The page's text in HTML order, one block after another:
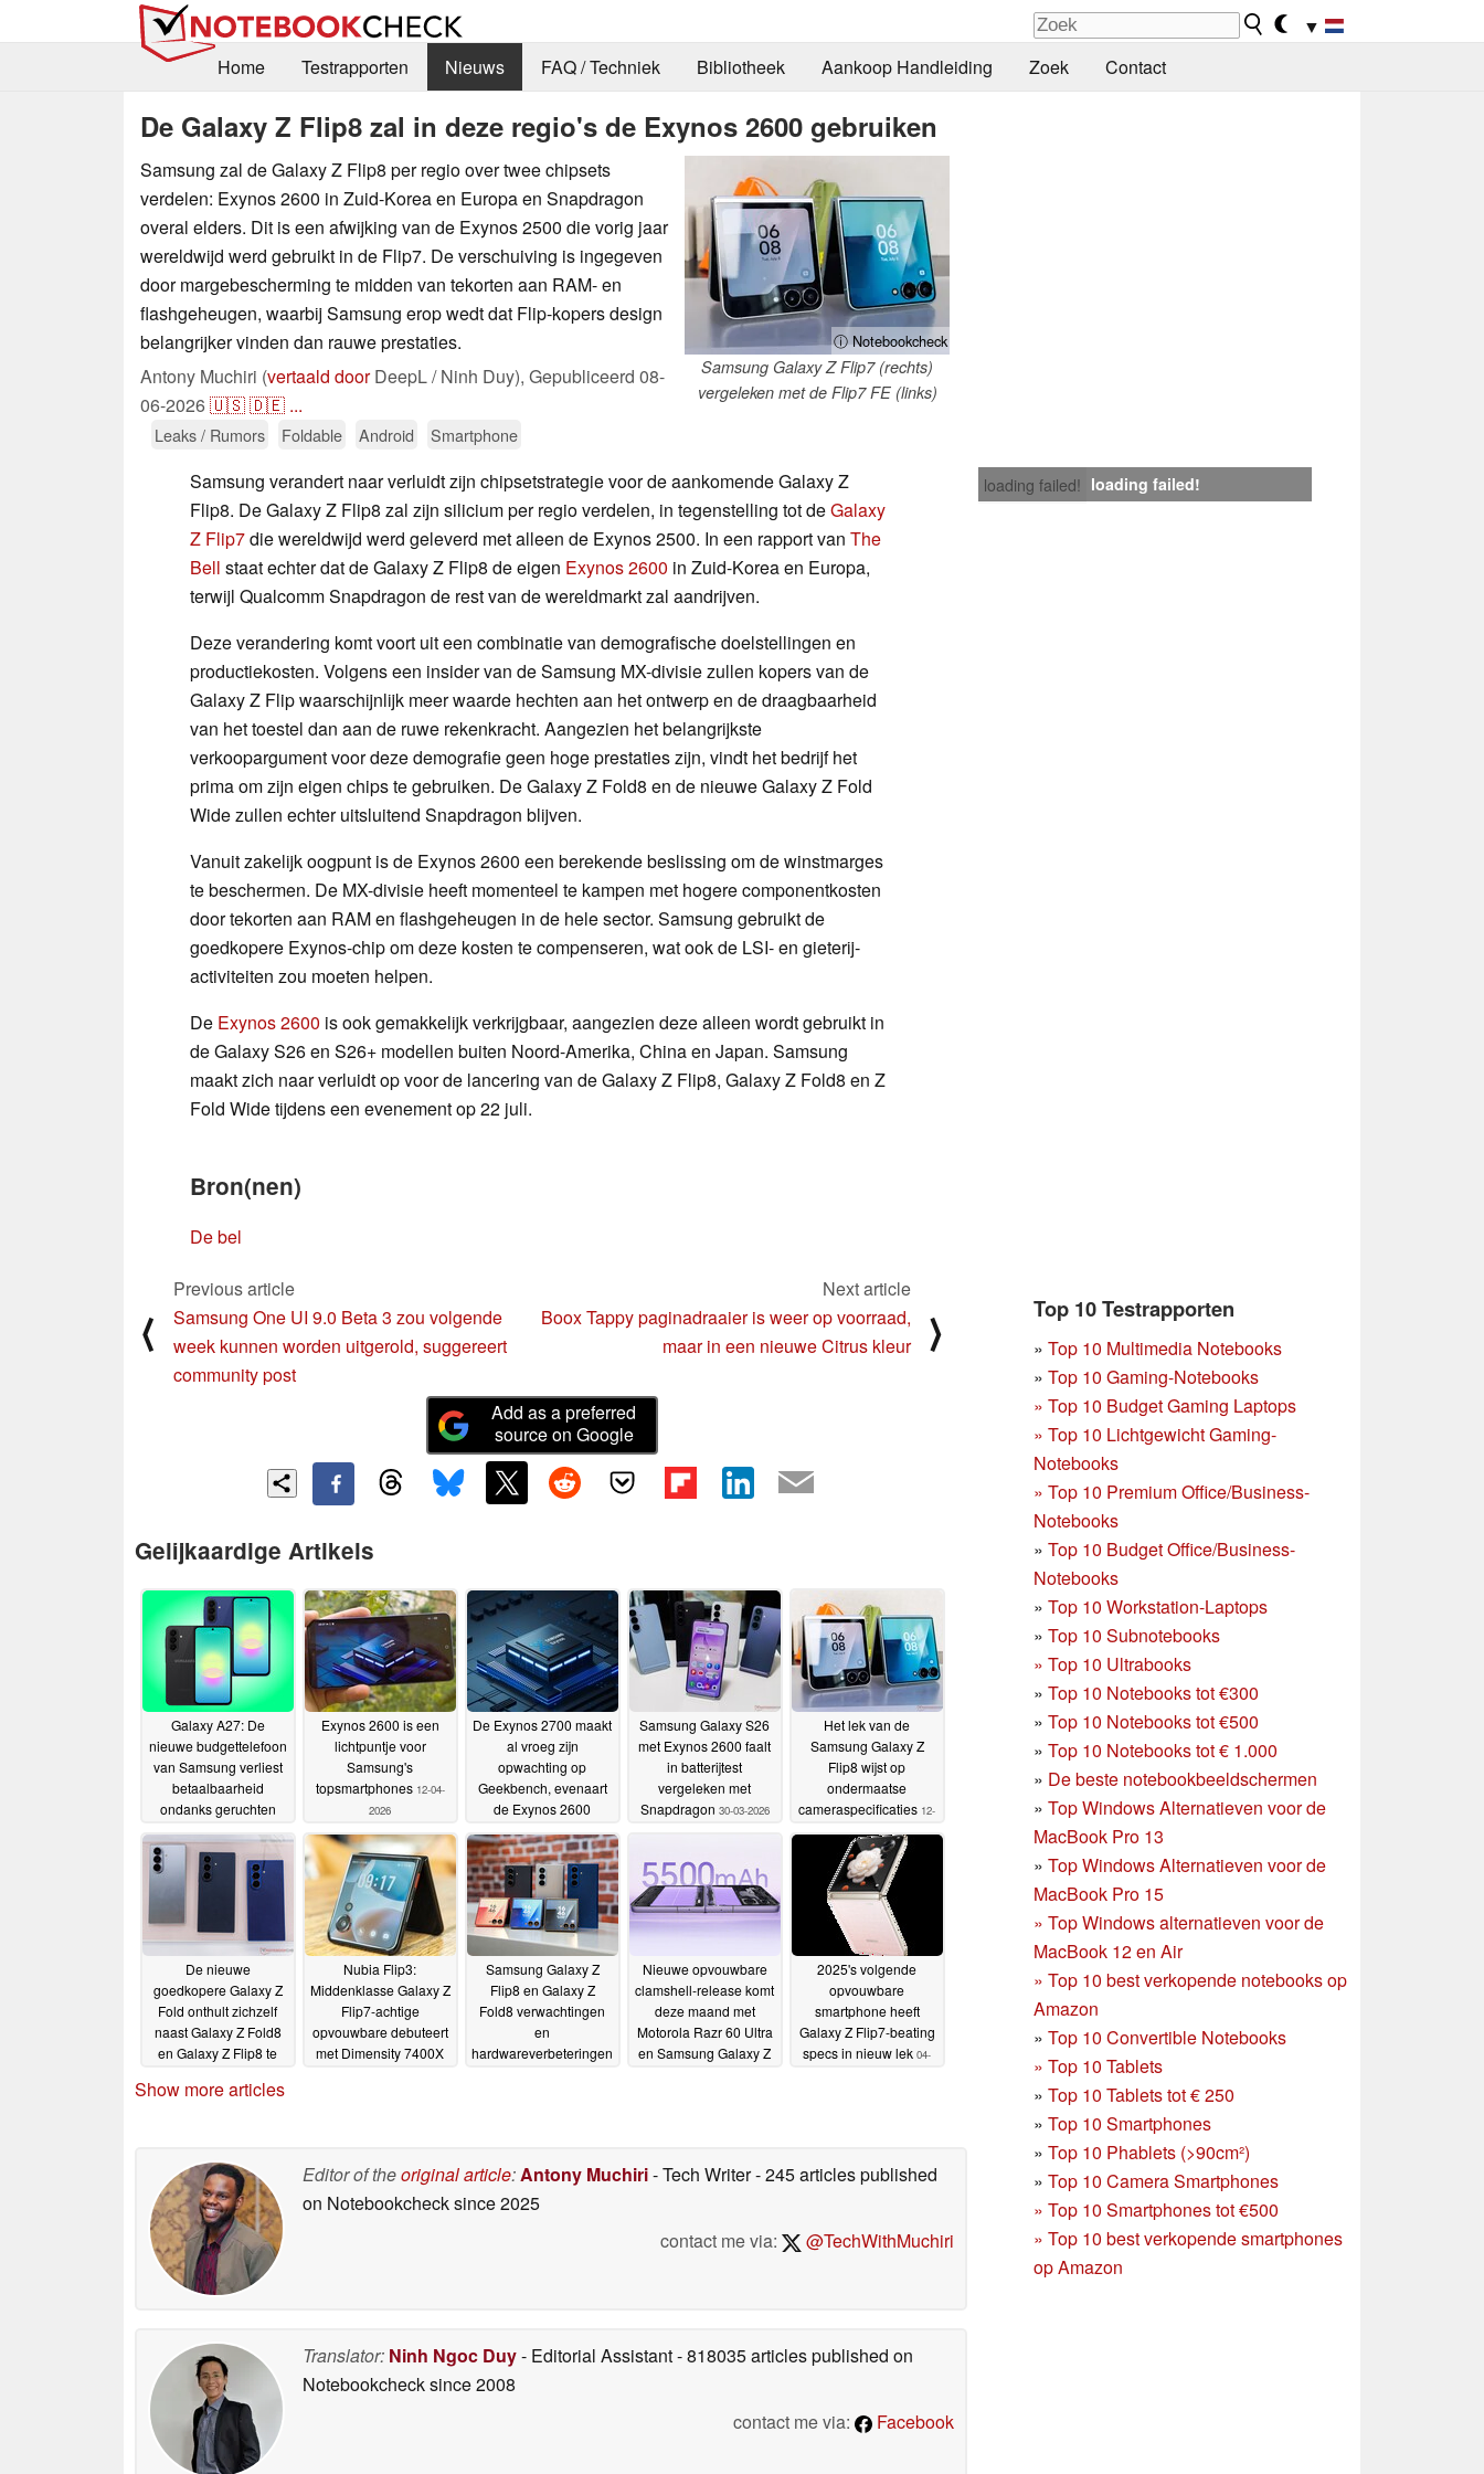
▼
Home
Testrapporten Nieuws FAQ / Techniek Bibliotheek Aankoop Handleiding Zoek Contact
De Galaxy Z Flip8 zal in deze regio's de Exynos 2600 gebruiken
ⓘ Notebookcheck
Samsung Galaxy Z Flip7 (rechts)
vergeleken met de Flip7 FE (links)
Samsung zal de Galaxy Z Flip8 per regio over twee chipsets
verdelen: Exynos 2600 in Zuid-Korea en Europa en Snapdragon
overal elders. Dit is een afwijking van de Exynos 2500 die vorig jaar
wereldwijd werd gebruikt in de Flip7. De verschuiving is ingegeven
door margebescherming te midden van tekorten aan RAM- en
flashgeheugen, waarbij Samsung erop wedt dat Flip-kopers design
belangrijker vinden dan rauwe prestaties.
Antony Muchiri (vertaald doorDeepL / Ninh Duy), Gepubliceerd 08-
06-2026🇺🇸🇩🇪 ...
Leaks / Rumors Foldable Android Smartphone
loading failed! loading failed!
Samsung verandert naar verluidt zijn chipsetstrategie voor de aankomende Galaxy Z
Flip8. De Galaxy Z Flip8 zal zijn silicium per regio verdelen, in tegenstelling tot deGalaxy
Z Flip7die wereldwijd werd geleverd met alleen de Exynos 2500. In een rapport van The
Bell staat echter dat de Galaxy Z Flip8 de eigen Exynos 2600 in Zuid-Korea en Europa,
terwijl Qualcomm Snapdragon de rest van de wereldmarkt zal aandrijven.
Deze verandering komt voort uit een combinatie van demografische doelstellingen en
productiekosten. Volgens een insider van de Samsung MX-divisie zullen kopers van de
Galaxy Z Flip waarschijnlijk meer waarde hechten aan het ontwerp en de draagbaarheid
van het toestel dan aan de ruwe rekenkracht. Aangezien het belangrijkste
verkoopargument voor deze demografie geen hoge prestaties zijn, vindt het bedrijf het
prima om zijn eigen chips te gebruiken. De Galaxy Z Fold8 en de nieuwe Galaxy Z Fold
Wide zullen echter uitsluitend Snapdragon blijven.
Vanuit zakelijk oogpunt is de Exynos 2600 een berekende beslissing om de winstmarges
te beschermen. De MX-divisie heeft momenteel te kampen met hogere componentkosten
door tekorten aan RAM en flashgeheugen in de hele sector. Samsung gebruikt de
goedkopere Exynos-chip om deze kosten te compenseren, wat ook de LSI- en gieterij-
activiteiten zou moeten helpen.
De Exynos 2600 is ook gemakkelijk verkrijgbaar, aangezien deze alleen wordt gebruikt in
de Galaxy S26 en S26+ modellen buiten Noord-Amerika, China en Japan. Samsung
maakt zich naar verluidt op voor de lancering van de Galaxy Z Flip8, Galaxy Z Fold8 en Z
Fold Wide tijdens een evenement op 22 juli.
Bron(nen)
De bel
Top 10 Testrapporten
» Top 10 Multimedia Notebooks
» Top 10 Gaming-Notebooks
» Top 10 Budget Gaming Laptops
» Top 10 Lichtgewicht Gaming-
Notebooks
» Top 10 Premium Office/Business-
Notebooks
» Top 10 Budget Office/Business-
Notebooks
» Top 10 Workstation-Laptops
» Top 10 Subnotebooks
» Top 10 Ultrabooks
» Top 10 Notebooks tot €300
» Top 10 Notebooks tot €500
» Top 10 Notebooks tot € 1.000
» De beste notebookbeeldschermen
» Top Windows Alternatieven voor de
MacBook Pro 13
» Top Windows Alternatieven voor de
MacBook Pro 15
» Top Windows alternatieven voor de
MacBook 12 en Air
» Top 10 best verkopende notebooks op
Amazon
» Top 10 Convertible Notebooks
» Top 10 Tablets
» Top 10 Tablets tot € 250
» Top 10 Smartphones
» Top 10 Phablets (>90cm²)
» Top 10 Camera Smartphones
» Top 10 Smartphones tot €500
» Top 10 best verkopende smartphones
op Amazon
⟨
Previous article
Samsung One UI 9.0 Beta 3 zou volgende
week kunnen worden uitgerold, suggereert
community post
Next article
Boox Tappy paginadraaier is weer op voorraad,
maar in een nieuwe Citrus kleur
⟩
Add as a preferred
source on Google
Gelijkaardige Artikels
Galaxy A27: De
nieuwe budgettelefoon
van Samsung verliest
betaalbaarheid
ondanks geruchten
09-06-
2026
Exynos 2600 is een
lichtpuntje voor
Samsung's
topsmartphones 12-04-
2026
De Exynos 2700 maakt
al vroeg zijn
opwachting op
Geekbench, evenaart
de Exynos 2600
09-04-
2026
Samsung Galaxy S26
met Exynos 2600 faalt
in batterijtest
vergeleken met
Snapdragon 30-03-2026
Het lek van de
Samsung Galaxy Z
Flip8 wijst op
ondermaatse
cameraspecificaties 12-
01-2026
De nieuwe
goedkopere Galaxy Z
Fold onthult zichzelf
naast Galaxy Z Fold8
en Galaxy Z Flip8 te
over Apple iPhone
Nubia Flip3:
Middenklasse Galaxy Z
Flip7-achtige
opvouwbare debuteert
met Dimensity 7400X
Samsung Galaxy Z
Flip8 en Galaxy Z
Fold8 verwachtingen
en
hardwareverbeteringen
Nieuwe opvouwbare
clamshell-release komt
deze maand met
Motorola Razr 60 Ultra
en Samsung Galaxy Z
2025's volgende
opvouwbare
smartphone heeft
Galaxy Z Flip7-beating
specs in nieuw lek 04-
Show more articles
Editor of theoriginal article:Antony Muchiri- Tech Writer- 245 articles published
on Notebookchecksince 2025
contact me via:
@TechWithMuchiri
Translator: Ninh Ngoc Duy- Editorial Assistant- 818035 articles published on
Notebookchecksince 2008
contact me via:
Facebook